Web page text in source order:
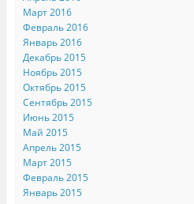
Март 2016
Февраль 2016
Январь 2016
Декабрь 2015
Ноябрь 2015
Октябрь 2015
Сентябрь 2015
Июнь 2015
Май 2015
Апрель 2015
Март 2015
Февраль 2015
Январь 2015